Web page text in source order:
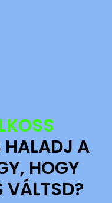
HALADJ A
HOGY
VÁLTSD?